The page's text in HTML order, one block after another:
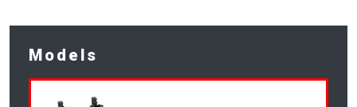
Models